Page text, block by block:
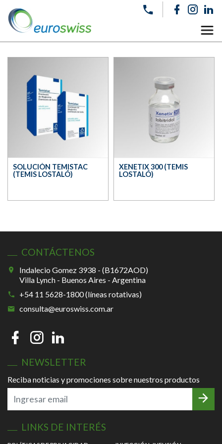
SOLUCIÓN TEMISTAC
(TEMIS LOSTALÓ)
XENETIX 300 (TEMIS
LOSTALÓ)
CONTÁCTENOS
Indalecio Gomez 3938 - (B1672AOD)
Villa Lynch - Buenos Aires - Argentina
+54 11 5628-1800 (líneas rotativas)
consulta@euroswiss.com.ar
NEWSLETTER
Reciba noticias y promociones sobre nuestros productos
LINKS DE INTERÉS